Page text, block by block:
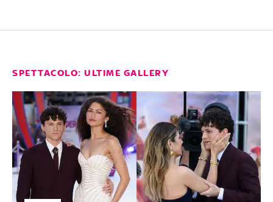
SPETTACOLO: ULTIME GALLERY